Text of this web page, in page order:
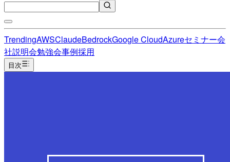
TrendingAWSClaudeBedrockGoogle CloudAzureセミナー会
社説明会勉強会事例採用
目次